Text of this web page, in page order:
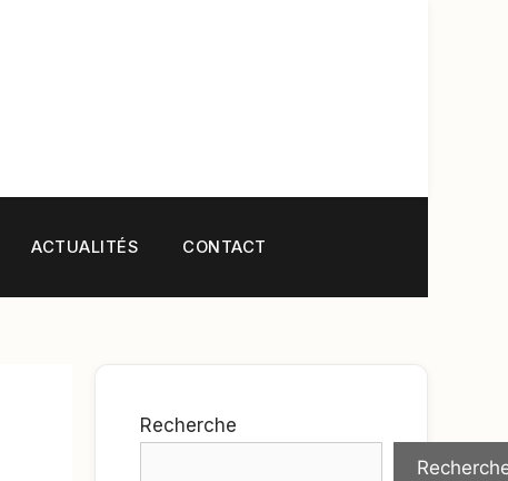
ACTUALITÉS CONTACT
Recherche